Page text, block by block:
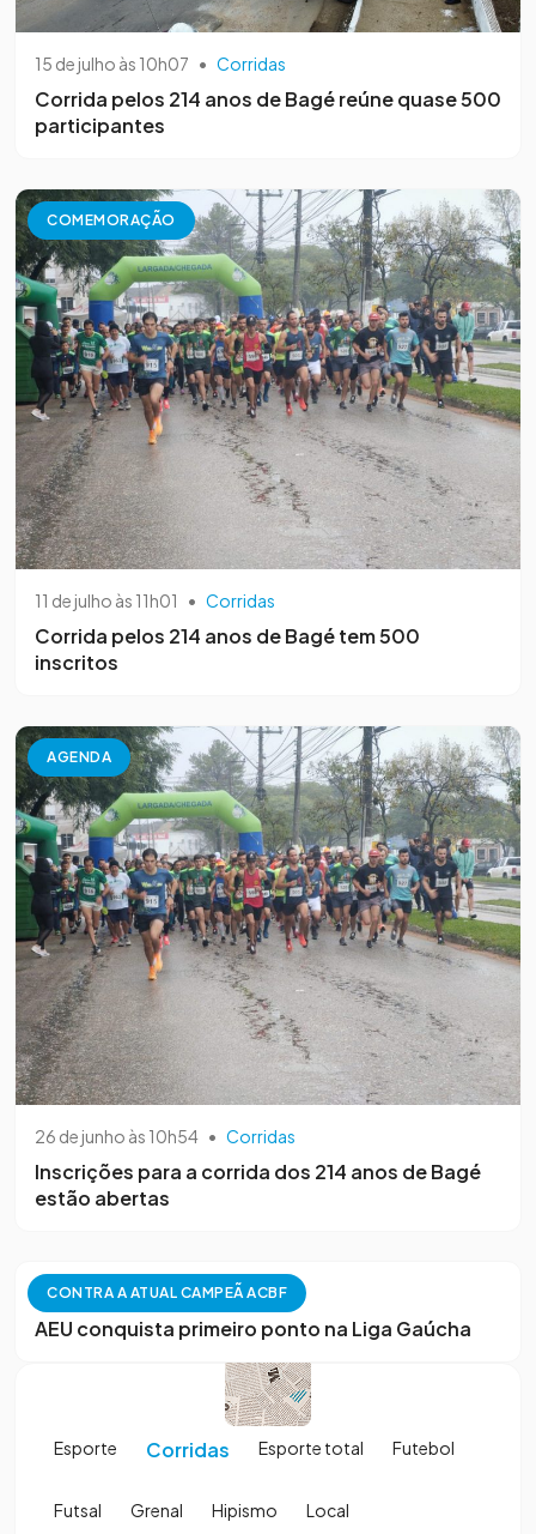
15 de julho às 10h07 • Corridas
Corrida pelos 214 anos de Bagé reúne quase 500
participantes
COMEMORAÇÃO
11 de julho às 11h01 • Corridas
Corrida pelos 214 anos de Bagé tem 500
inscritos
AGENDA
26 de junho às 10h54 • Corridas
Inscrições para a corrida dos 214 anos de Bagé
estão abertas
CONTRA A ATUAL CAMPEÃ ACBF
5 de julho às 16h40 • Corridas
AEU conquista primeiro ponto na Liga Gaúcha
Esporte Corridas Esporte total Futebol
Futsal Grenal Hipismo Local